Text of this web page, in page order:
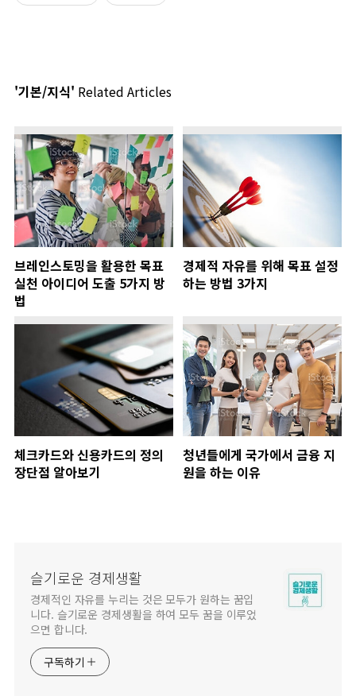
'기본/지식' Related Articles
브레인스토밍을 활용한 목표
실천 아이디어 도출 5가지 방
법
경제적 자유를 위해 목표 설정
하는 방법 3가지
체크카드와 신용카드의 정의
장단점 알아보기
청년들에게 국가에서 금융 지
원을 하는 이유
슬기로운 경제생활
경제적인 자유를 누리는 것은 모두가 원하는 꿈입
니다. 슬기로운 경제생활을 하여 모두 꿈을 이루었
으면 합니다.
구독하기